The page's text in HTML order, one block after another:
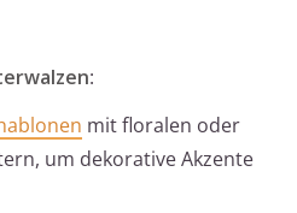
:
mit floralen oder
um dekorative Akzente